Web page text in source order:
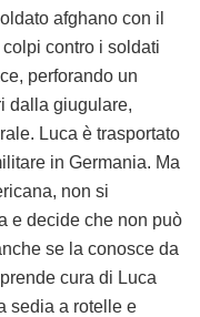
afghano con il
contro i soldati
perforando un
dalla giugulare,
Luca è trasportato
in Germania. Ma
non si
e decide che non può
se la conosce da
cura di Luca
sedia a rotelle e